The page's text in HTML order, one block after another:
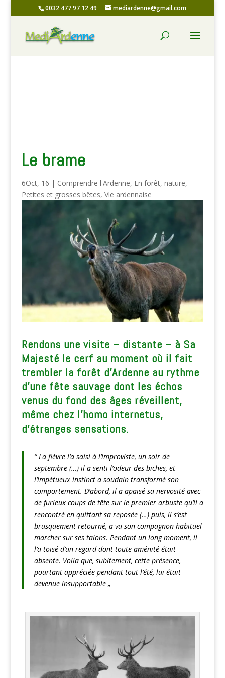
0032 477 97 12 49 mediardenne@gmail.com
Le brame
6Oct, 16 | Comprendre l'Ardenne, En forêt, nature,
Petites et grosses bêtes, Vie ardennaise
Rendons une visite – distante – à Sa
Majesté le cerf au moment où il fait
trembler la forêt d’Ardenne au rythme
d’une fête sauvage dont les échos
venus du fond des âges réveillent,
même chez l’homo internetus,
d’étranges sensations.
“ La fièvre l’a saisi à l’improviste, un soir de
septembre (…) il a senti l’odeur des biches, et
l’impétueux instinct a soudain transformé son
comportement. D’abord, il a apaisé sa nervosité avec
de furieux coups de tête sur le premier arbuste qu’il a
rencontré en quittant sa reposée (…) puis, il s’est
brusquement retourné, a vu son compagnon habituel
marcher sur ses talons. Pendant un long moment, il
l’a toisé d’un regard dont toute aménité était
absente. Voila que, subitement, cette présence,
pourtant appréciée pendant tout l’été, lui était
devenue insupportable „